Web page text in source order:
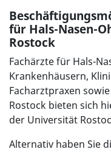
für Hals-Nasen-
Rostock
Fachärzte für Hals-
Krankenhäusern,
Facharztpraxen
Rostock bieten sich
der Universität
Alternativ haben Sie